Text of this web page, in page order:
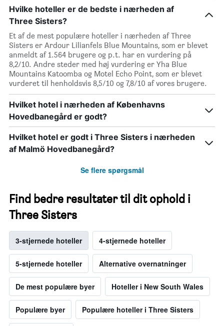
Hvilke hoteller er de bedste i nærheden af
Three Sisters?
Et af de mest populære hoteller i nærheden af Three
Sisters er Ardour Lilianfels Blue Mountains, som er blevet
anmeldt af 1.564 brugere og p.t. har en vurdering på
8,2/10. Andre steder med høj vurdering er Yha Blue
Mountains Katoomba og Motel Echo Point, som er blevet
vurderet til henholdsvis 8,5/10 og 7,8/10 af vores brugere.
Hvilket hotel i nærheden af Københavns
Hovedbanegård er godt?
Hvilket hotel er godt i Three Sisters i nærheden
af Malmö Hovedbanegård?
Se flere spørgsmål
Find bedre resultater til dit ophold i
Three Sisters
3-stjernede hoteller 4-stjernede hoteller
5-stjernede hoteller Alternative overnatninger
De mest populære byer Hoteller i New South Wales
Populære byer Populære hoteller i Three Sisters